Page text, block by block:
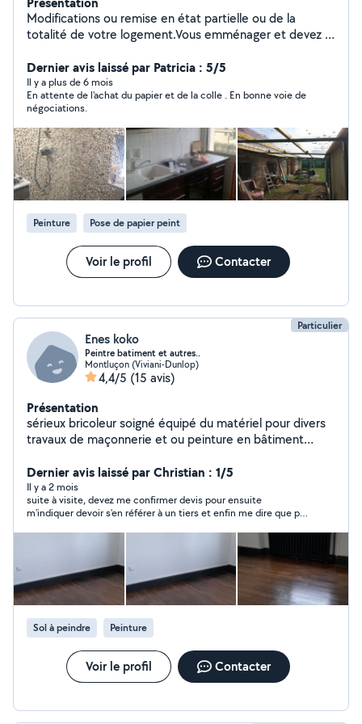
Modifications ou remise en état partielle ou de la
totalité de votre logement.Vous emménager et devez :
calicots, enduits, tapisserie, peinture et plein autre
chose Demandé je réponds à toutes vos demandes
Dernier avis laissé par Patricia : 5/5
Il y a plus de 6 mois
En attente de l'achat du papier et de la colle . En bonne voie de
négociations.
Peinture Pose de papier peint
Voir le profil Contacter
Particulier
Enes koko
Peintre batiment et autres..
Montluçon (Viviani-Dunlop)
4,4/5 (15 avis)
Présentation
sérieux bricoleur soigné équipé du matériel pour divers
travaux de maçonnerie et ou peinture en bâtiment
peinture ; ;tonte pelouse élagage etc déménagement
Dernier avis laissé par Christian : 1/5
Il y a 2 mois
suite à visite, devez me confirmer devis pour ensuite
m'indiquer devoir s'en référer à un tiers et enfin me dire que pas
Sol à peindre Peinture
Voir le profil Contacter